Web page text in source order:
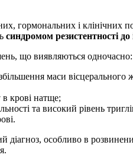
гормональних і клінічних
синдромом резистентності до
що виявляються одночасно:
маси
в крові натще;
та високий рівень
діагноз, особливо в